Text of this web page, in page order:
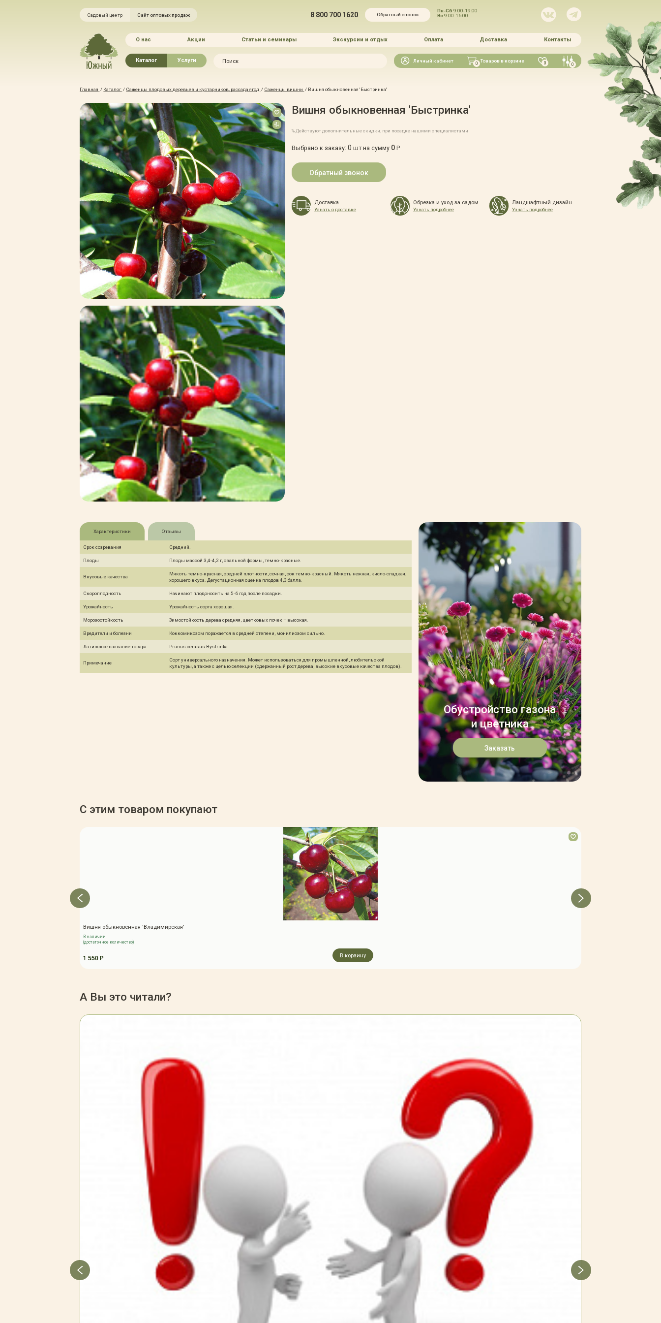
Садовый центр Сайт оптовых продаж 8 800 700 1620 Обратный звонок
Пн-Сб9:00-19:00
Вс9:00-16:00
О нас Акции Статьи и семинары Экскурсии и отдых Оплата Доставка Контакты
Каталог
Хвойные растения
Плодово-ягодные растения
Лиственные растения
Цветы
Водные растения
Растения вертикального
озеленения
Формованные растения
Экостория
Товары для сада
Грунты, удобрения, отсыпка
Зимние товары
Крупномеры
Консультации специалистов
Полезная литература
Прайс-листы
Системы скидок, программы
лояльности
Оплата
Полезные советы
Возврат и замена
Услуги
Благоустройство и озеленение
Зелёный доктор
Зимние услуги
Уход за садом
Портфолио
Прайс-листы
Правила оказания услуг
Доставка
Оплата
Гарантии
Автополив
Искать
Личный кабинет 0 Товаров в корзине 0 0
Главная / Каталог / Саженцы плодовых деревьев и кустарников, рассада ягод / Саженцы вишни / Вишня обыкновенная 'Быстринка'
Вишня обыкновенная 'Быстринка'
% Действуют дополнительные скидки, при посадке нашими специалистами
Выбрано к заказу: 0 шт на сумму 0Р
Обратный звонок
Доставка
Узнать о доставке
Обрезка и уход за садом
Узнать подробнее
Ландшафтный дизайн
Узнать подробнее
Характеристики Отзывы
Срок созревания Средний.
Плоды Плоды массой 3,4-4,2 г, овальной формы, темно-красные.
Вкусовые качества
Мякоть темно-красная, средней плотности, сочная, сок темно-красный. Мякоть нежная, кисло-сладкая,
хорошего вкуса. Дегустационная оценка плодов 4,3 балла.
Скороплодность Начинают плодоносить на 5-6 год после посадки.
Урожайность Урожайность сорта хорошая.
Морозостойкость Зимостойкость дерева средняя, цветковых почек – высокая.
Вредители и болезни Коккомикозом поражается в средней степени, монилиозом сильно.
Латинское название товара Prunus cerasus Bystrinka
Примечание
Сорт универсального назначения. Может использоваться для промышленной, любительской
культуры, а также с целью селекции (сдержанный рост дерева, высокие вкусовые качества плодов).
Обустройство газона
и цветника
Заказать
С этим товаром покупают
Вишня обыкновенная 'Владимирская'
В наличии
(достаточное количество)
1 550 Р В корзину
А Вы это читали?